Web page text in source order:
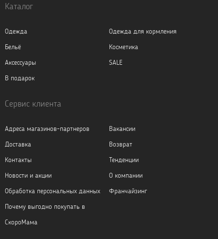
Каталог
Одежда
Одежда для кормления
Бельё
Косметика
Аксессуары
SALE
В подарок
Сервис клиента
Адреса магазинов-партнеров
Вакансии
Доставка
Возврат
Контакты
Тенденции
Новости и акции
О компании
Обработка персональных данных
Франчайзинг
Почему выгодно покупать в
СкороМама